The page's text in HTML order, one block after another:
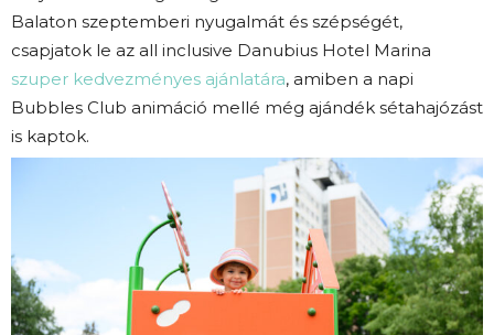
Balaton szeptemberi nyugalmát és szépségét,
csapjatok le az all inclusive Danubius Hotel Marina
szuper kedvezményes ajánlatára, amiben a napi
Bubbles Club animáció mellé még ajándék sétahajózást
is kaptok.